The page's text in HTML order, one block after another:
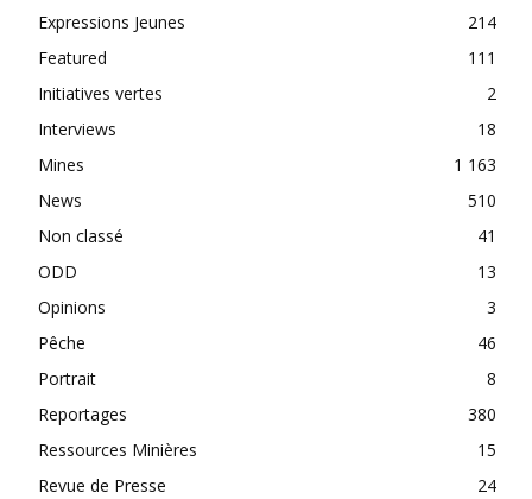
Expressions Jeunes
214
Featured
111
Initiatives vertes
2
Interviews
18
Mines
1 163
News
510
Non classé
41
ODD
13
Opinions
3
Pêche
46
Portrait
8
Reportages
380
Ressources Minières
15
Revue de Presse
24